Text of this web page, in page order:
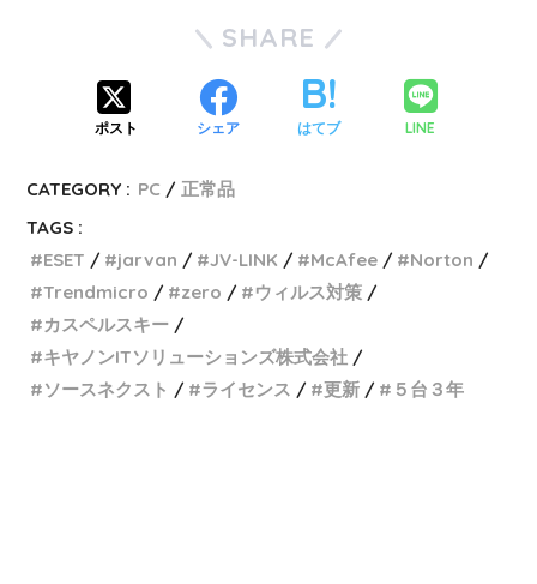
SHARE
ポスト シェア はてブ LINE
CATEGORY : PC
正常品
TAGS :
ESET
jarvan JV-LINK McAfee
Norton
Trendmicro
zero
ウィルス対策
カスペルスキー
キヤノンITソリューションズ株式会社
ソースネクスト
ライセンス 更新 ５台３年